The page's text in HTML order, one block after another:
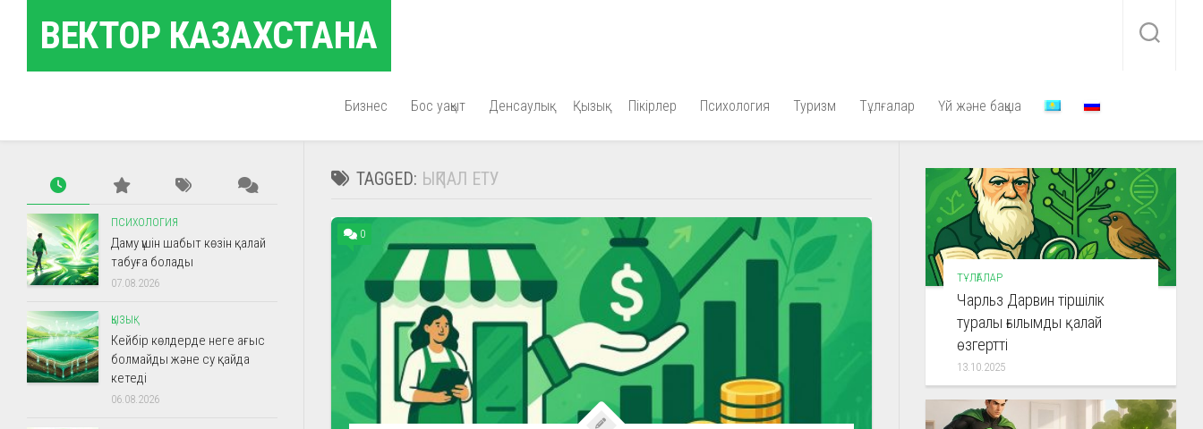
contentВЕКТОР КАЗАХСТАНА
Бизнес Бос уақыт Денсаулық Қызық Пікірлер Психология Туризм Тұлғалар Үй және бақша
TAGGED: ЫҚПАЛ ЕТУ
0
ПСИХОЛОГИЯ
Даму үшін шабыт көзін қалай
табуға болады
07.08.2026
ҚЫЗЫҚ
Кейбір көлдерде неге ағыс
болмайды және су қайда
кетеді
06.08.2026
ТҰЛҒАЛАР
Чарльз Дарвин тіршілік
туралы ғылымды қалай
өзгертті
13.10.2025